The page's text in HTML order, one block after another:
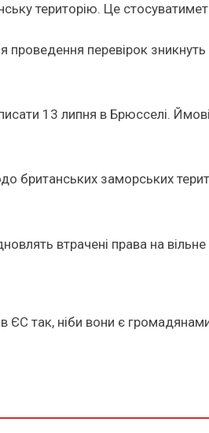
територію. Це
проведення перевірок
13 липня в Брюсселі.
британських заморських
втрачені права на
так, ніби вони є